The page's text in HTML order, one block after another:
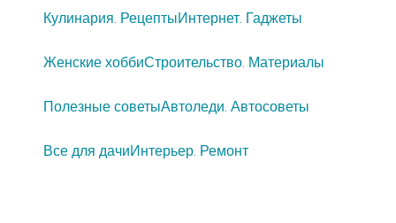
Кулинария. РецептыИнтернет. Гаджеты
Женские хоббиСтроительство. Материалы
Полезные советыАвтоледи. Автосоветы
Все для дачиИнтерьер. Ремонт